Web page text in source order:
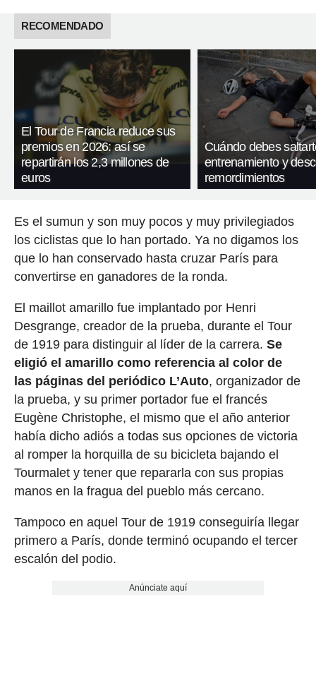
RECOMENDADO
El Tour de Francia reduce sus
premios en 2026: así se
repartirán los 2,3 millones de
euros
Cuándo debes
entrenamiento y
remordimientos
Es el sumun y son muy pocos y muy privilegiados
los ciclistas que lo han portado. Ya no digamos los
que lo han conservado hasta cruzar París para
convertirse en ganadores de la ronda.
El maillot amarillo fue implantado por Henri
Desgrange, creador de la prueba, durante el Tour
de 1919 para distinguir al líder de la carrera. Se
eligió el amarillo como referencia al color de
las páginas del periódico L’Auto, organizador de
la prueba, y su primer portador fue el francés
Eugène Christophe, el mismo que el año anterior
había dicho adiós a todas sus opciones de victoria
al romper la horquilla de su bicicleta bajando el
Tourmalet y tener que repararla con sus propias
manos en la fragua del pueblo más cercano.
Tampoco en aquel Tour de 1919 conseguiría llegar
primero a París, donde terminó ocupando el tercer
escalón del podio.
Anúnciate aquí